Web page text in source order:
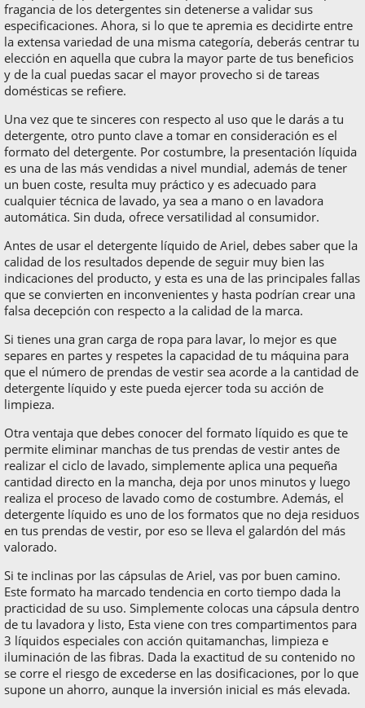
fragancia de los detergentes sin detenerse a validar sus
especificaciones. Ahora, si lo que te apremia es decidirte entre
la extensa variedad de una misma categoría, deberás centrar tu
elección en aquella que cubra la mayor parte de tus beneficios
y de la cual puedas sacar el mayor provecho si de tareas
domésticas se refiere.
Una vez que te sinceres con respecto al uso que le darás a tu
detergente, otro punto clave a tomar en consideración es el
formato del detergente. Por costumbre, la presentación líquida
es una de las más vendidas a nivel mundial, además de tener
un buen coste, resulta muy práctico y es adecuado para
cualquier técnica de lavado, ya sea a mano o en lavadora
automática. Sin duda, ofrece versatilidad al consumidor.
Antes de usar el detergente líquido de Ariel, debes saber que la
calidad de los resultados depende de seguir muy bien las
indicaciones del producto, y esta es una de las principales fallas
que se convierten en inconvenientes y hasta podrían crear una
falsa decepción con respecto a la calidad de la marca.
Si tienes una gran carga de ropa para lavar, lo mejor es que
separes en partes y respetes la capacidad de tu máquina para
que el número de prendas de vestir sea acorde a la cantidad de
detergente líquido y este pueda ejercer toda su acción de
limpieza.
Otra ventaja que debes conocer del formato líquido es que te
permite eliminar manchas de tus prendas de vestir antes de
realizar el ciclo de lavado, simplemente aplica una pequeña
cantidad directo en la mancha, deja por unos minutos y luego
realiza el proceso de lavado como de costumbre. Además, el
detergente líquido es uno de los formatos que no deja residuos
en tus prendas de vestir, por eso se lleva el galardón del más
valorado.
Si te inclinas por las cápsulas de Ariel, vas por buen camino.
Este formato ha marcado tendencia en corto tiempo dada la
practicidad de su uso. Simplemente colocas una cápsula dentro
de tu lavadora y listo, Esta viene con tres compartimentos para
3 líquidos especiales con acción quitamanchas, limpieza e
iluminación de las fibras. Dada la exactitud de su contenido no
se corre el riesgo de excederse en las dosificaciones, por lo que
supone un ahorro, aunque la inversión inicial es más elevada.